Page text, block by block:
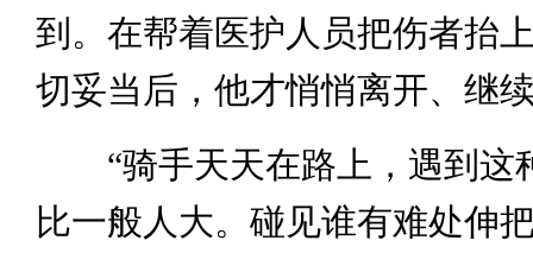
到。在帮着医护人员把伤者抬
切妥当后，他才悄悄离开、继
“骑手天天在路上，遇到这
比一般人大。碰见谁有难处伸